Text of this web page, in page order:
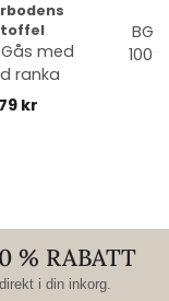
med
ranka
kr
% RABATT
i din inkorg.